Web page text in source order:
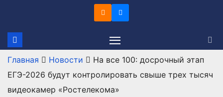
содержимому
Главная Новости
На все 100: досрочный этап
ЕГЭ-2026 будут контролировать свыше трех тысяч
видеокамер «Ростелекома»